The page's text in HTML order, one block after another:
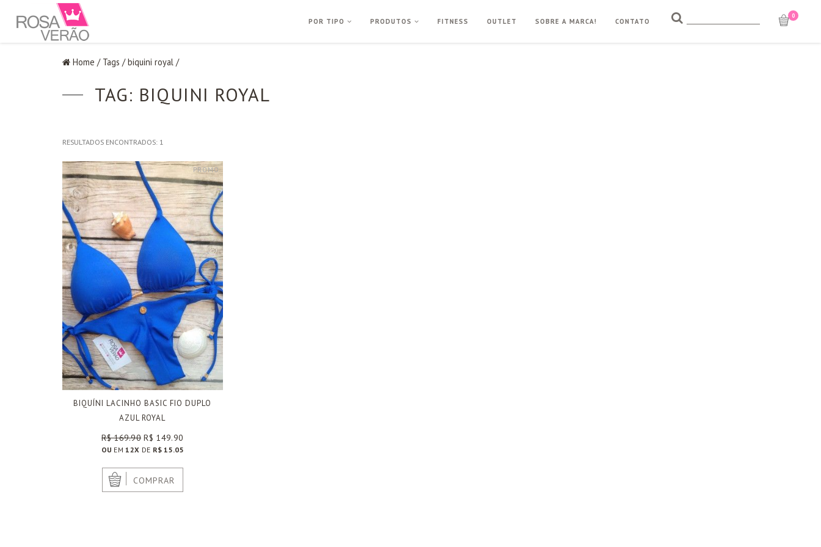
POR TIPO PRODUTOS FITNESS OUTLET SOBRE A MARCA! CONTATO
0
Home / Tags / biquini royal /
TAG: BIQUINI ROYAL
RESULTADOS ENCONTRADOS: 1
BIQUÍNI LACINHO BASIC FIO DUPLO
AZUL ROYAL
R$ 169.90 R$ 149.90
OU EM12X DE R$ 15.05
COMPRAR
PROMO